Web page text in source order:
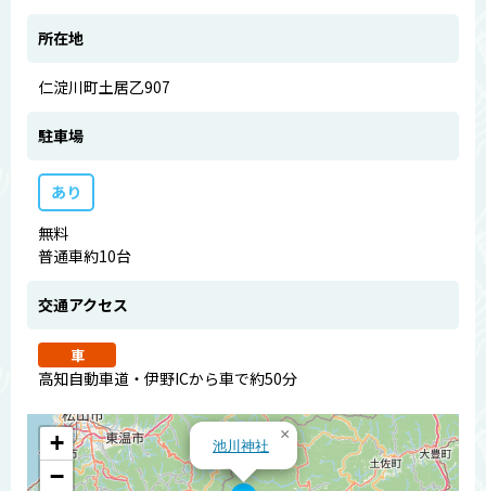
所在地
仁淀川町土居乙907
駐車場
あり
無料
普通車約10台
交通アクセス
車
高知自動車道・伊野ICから車で約50分
池川神社
×
+
−